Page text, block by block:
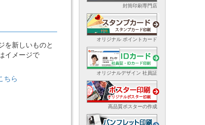
を新しいものと
イメージで
ちら
封筒印刷専門店
オリジナル ポイントカード
オリジナルデザイン 社員証
高品質ポスターの作成